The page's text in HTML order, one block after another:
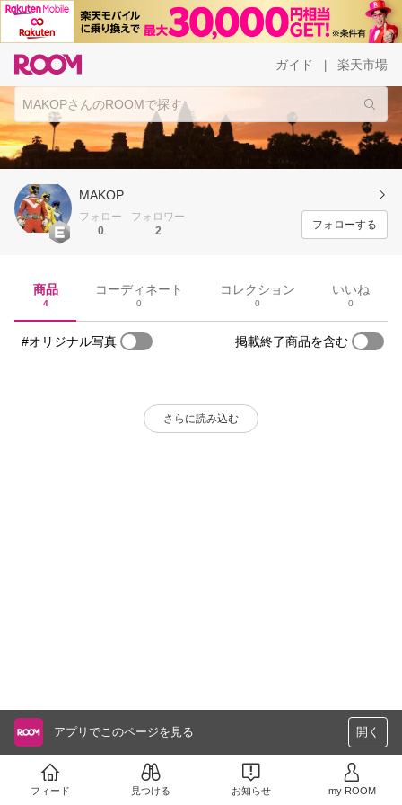
ガイド 楽天市場
MAKOP
フォロー
0
フォロワー
2
フォローする
商品
4
コーディネート
0
コレクション
0
いいね
0
#オリジナル写真 掲載終了商品を含む
さらに読み込む
アプリでこのページを見る 開く
フィード 見つける お知らせ my ROOM